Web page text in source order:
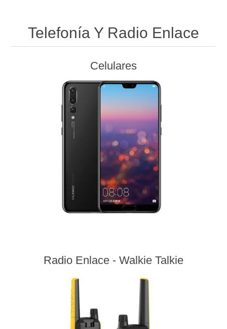
Telefonía Y Radio Enlace
Celulares
Radio Enlace - Walkie Talkie